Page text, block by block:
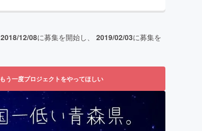
2018/12/08に募集を開始し、 2019/02/03に募集を
もう一度プロジェクトをやってほしい